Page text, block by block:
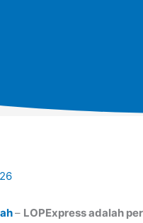
– LOPExpress adalah